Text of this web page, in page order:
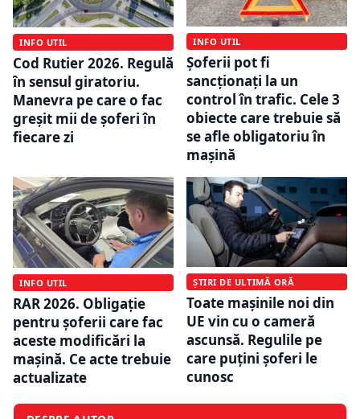
INFO UTIL
Cod Rutier 2026. Regulă
în sensul giratoriu.
Manevra pe care o fac
greșit mii de șoferi în
fiecare zi
INFO UTIL
Șoferii pot fi
sancționați la un
control în trafic. Cele 3
obiecte care trebuie să
se afle obligatoriu în
mașină
INFO UTIL
RAR 2026. Obligație
pentru șoferii care fac
aceste modificări la
mașină. Ce acte trebuie
actualizate
ȘTIRI DE ULTIMĂ ORĂ
Toate mașinile noi din
UE vin cu o cameră
ascunsă. Regulile pe
care puțini șoferi le
cunosc